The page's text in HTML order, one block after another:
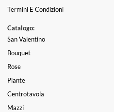
Termini E Condizioni
Catalogo:
San Valentino
Bouquet
Rose
Piante
Centrotavola
Mazzi